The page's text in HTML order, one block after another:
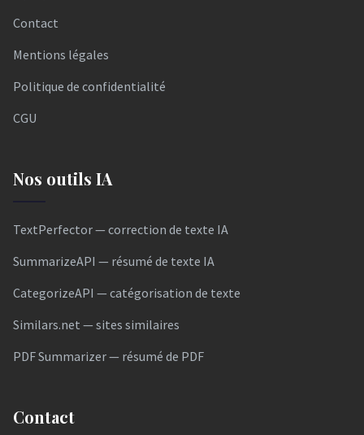
Contact
Mentions légales
Politique de confidentialité
CGU
Nos outils IA
TextPerfector — correction de texte IA
SummarizeAPI — résumé de texte IA
CategorizeAPI — catégorisation de texte
Similars.net — sites similaires
PDF Summarizer — résumé de PDF
Contact